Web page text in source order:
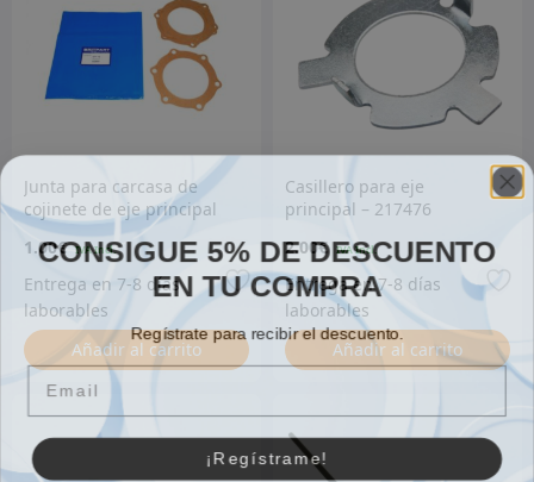
Junta para carcasa de
cojinete de eje principal
trasero 1948-1984
1.00€
Añadir al carrito
Casillero para eje
principal – 217476
2.00€
Añadir al carrito
CONSIGUE 5% DE DESCUENTO
EN TU COMPRA
Regístrate para recibir el descuento.
Email
¡Regístrame!